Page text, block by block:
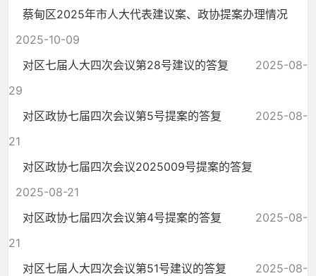
蔡甸区2025年市人大代表建议案、政协提案办理情况
2025-10-09
对区七届人大四次会议第28号建议的答复
2025-08-
29
对区政协七届四次会议第5号提案的答复
2025-08-
21
对区政协七届四次会议2025009号提案的答复
2025-08-21
对区政协七届四次会议第4号提案的答复
2025-08-
21
对区七届人大四次会议第51号建议的答复
2025-08-